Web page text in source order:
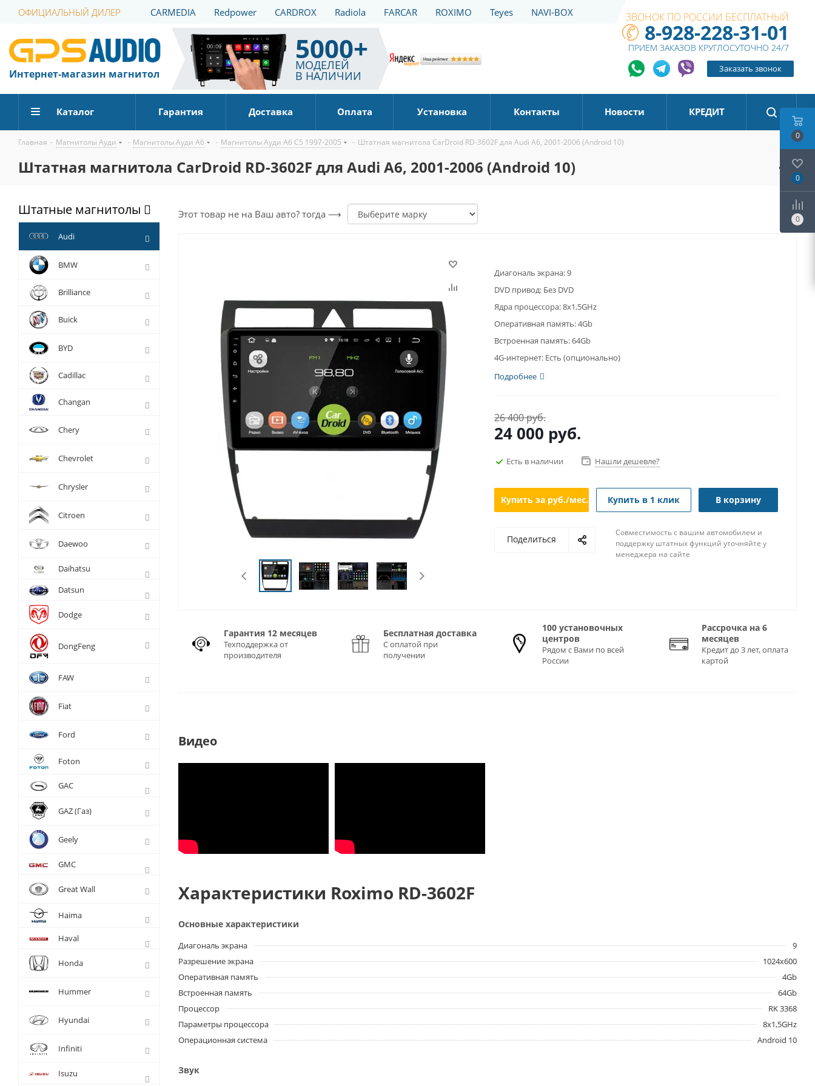
ОФИЦИАЛЬНЫЙ ДИЛЕР CARMEDIA Redpower CARDROX Radiola FARCAR ROXIMO Teyes NAVI-BOX
Интернет-магазин магнитол
5000+
МОДЕЛЕЙ
В НАЛИЧИИ
ЗВОНОК ПО РОССИИ БЕСПЛАТНЫЙ
8-928-228-31-01
ПРИЕМ ЗАКАЗОВ КРУГЛОСУТОЧНО 24/7
Заказать звонок
Каталог Гарантия Доставка Оплата Установка Контакты Новости КРЕДИТ
Главная - Магнитолы Ауди - Магнитолы Ауди А6 - Магнитолы Ауди A6 C5 1997-2005 - Штатная магнитола CarDroid RD-3602F для Audi A6, 2001-2006 (Android 10)
Штатная магнитола CarDroid RD-3602F для Audi A6, 2001-2006 (Android 10)
Этот товар не на Ваш авто? тогда ⟶
Диагональ экрана:9
DVD привод: Без DVD
Ядра процессора:8x1,5GHz
Оперативная память:4Gb
Встроенная память:64Gb
4G-интернет: Есть (опционально)
Подробнее
26 400 руб.
24 000 руб.
Есть в наличии Нашли дешевле?
Купить за руб./мес. Купить в 1 клик В корзину
Поделиться
Совместимость с вашим автомобилем и
поддержку штатных функций уточняйте у
менеджера на сайте
Гарантия 12 месяцев
Техподдержка от
производителя
Бесплатная доставка
С оплатой при
получении
100 установочных
центров
Рядом с Вами по всей
России
Рассрочка на 6
месяцев
Кредит до 3 лет, оплата
картой
Видео
Характеристики Roximo RD-3602F
Основные характеристики
Диагональ экрана
9
Разрешение экрана
1024x600
Оперативная память
4Gb
Встроенная память
64Gb
Процессор
RK 3368
Параметры процессора
8x1,5GHz
Операционная система
Android 10
Звук
Штатные магнитолы
Audi
BMW
Brilliance
Buick
BYD
Cadillac
Changan
Chery
Chevrolet
Chrysler
Citroen
Daewoo
Daihatsu
Datsun
Dodge
DongFeng
FAW
Fiat
Ford
Foton
GAC
GAZ (Газ)
Geely
GMC
Great Wall
Haima
Haval
Honda
Hummer
Hyundai
Infiniti
Isuzu
0
0
0